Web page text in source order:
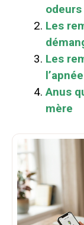
Les
Les
Anus
mère